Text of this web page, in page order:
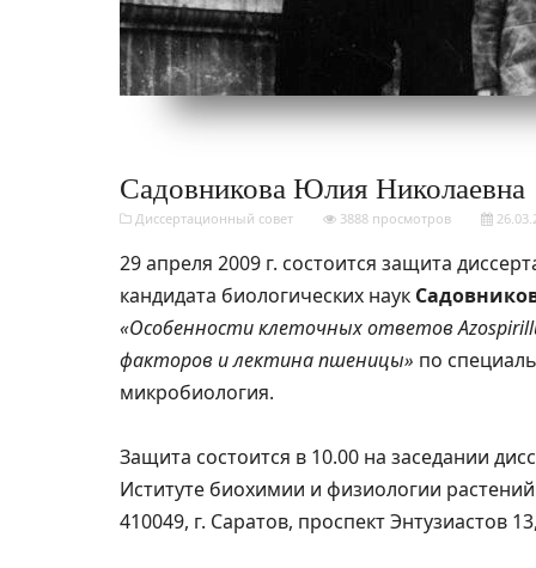
Садовникова Юлия Николаевна
Диссертационный совет 3888 просмотров
29 апреля 2009 г. состоится защита
кандидата биологических наук
«Особенности клеточных ответов
факторов и лектина пшеницы» по
микробиология.
Защита состоится в 10.00 на заседании
Иституте биохимии и физиологии
410049, г. Саратов, проспект Энтузиастов